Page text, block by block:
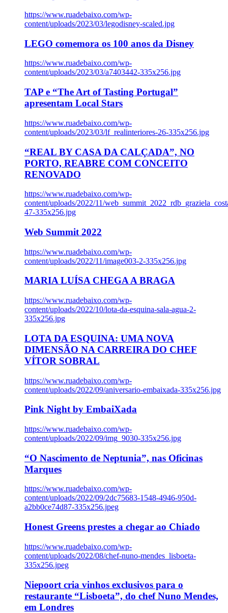
https://www.ruadebaixo.com/wp-
content/uploads/2023/03/legodisney-scaled.jpg
LEGO comemora os 100 anos da Disney
https://www.ruadebaixo.com/wp-
content/uploads/2023/03/a7403442-335x256.jpg
TAP e “The Art of Tasting Portugal”
apresentam Local Stars
https://www.ruadebaixo.com/wp-
content/uploads/2023/03/lf_realinteriores-26-335x256.jpg
“REAL BY CASA DA CALÇADA”, NO
PORTO, REABRE COM CONCEITO
RENOVADO
https://www.ruadebaixo.com/wp-
content/uploads/2022/11/
47-335x256.jpg
Web Summit 2022
https://www.ruadebaixo.com/wp-
content/uploads/2022/11/image003-2-335x256.jpg
MARIA LUÍSA CHEGA A BRAGA
https://www.ruadebaixo.com/wp-
content/uploads/2022/10/lota-da-esquina-sala-agua-2-
335x256.jpg
LOTA DA ESQUINA: UMA NOVA
DIMENSÃO NA CARREIRA DO CHEF
VÍTOR SOBRAL
https://www.ruadebaixo.com/wp-
content/uploads/2022/09/aniversario-embaixada-335x256.jpg
Pink Night by EmbaiXada
https://www.ruadebaixo.com/wp-
content/uploads/2022/09/img_9030-335x256.jpg
“O Nascimento de Neptunia”, nas Oficinas
Marques
https://www.ruadebaixo.com/wp-
content/uploads/2022/09/2dc75683-1548-4946-950d-
a2bb0ce74d87-335x256.jpeg
Honest Greens prestes a chegar ao Chiado
https://www.ruadebaixo.com/wp-
content/uploads/2022/08/chef-nuno-mendes_lisboeta-
335x256.jpeg
Niepoort cria vinhos exclusivos para o
restaurante “Lisboeta”, do chef Nuno Mendes,
em Londres